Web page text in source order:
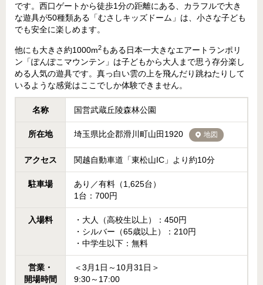
です。西口ゲートから徒歩1分の距離にある、カラフルで大き
な遊具が50種類ある「むさしキッズドーム」は、小さな子ども
でも安全に楽しめます。
他にも大きさ約1000m2もある日本一大きなエアートランポリ
ン「ぽんぽこマウンテン」は子どもから大人まで思う存分楽し
める人気の遊具です。真っ白い雲の上を飛んだり跳ねたりして
いるような感覚はここでしか体験できません。
名称 国営武蔵丘陵森林公園
所在地 埼玉県比企郡滑川町山田1920 地図
アクセス 関越自動車道「東松山IC」より約10分
駐車場
あり／有料（1,625台）
1台：700円
入場料
・大人（高校生以上）：450円
・シルバー（65歳以上）：210円
・中学生以下：無料
営業・
開場時間
＜3月1日～10月31日＞
9:30～17:00